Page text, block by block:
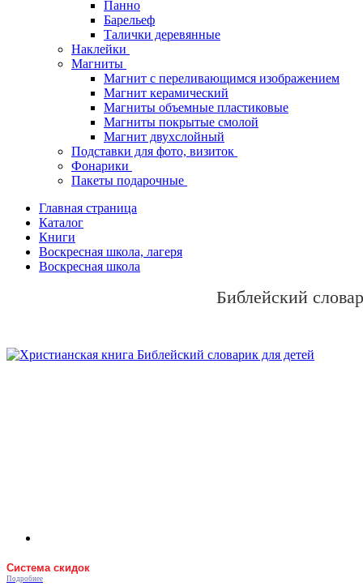
Панно
Барельеф
Талички деревянные
Наклейки
Магниты
Магнит с переливающимся изображением
Магнит керамический
Магниты объемные пластиковые
Магниты покрытые смолой
Магнит двухслойный
Подставки для фото, визиток
Фонарики
Пакеты подарочные
Главная страница
Каталог
Книги
Воскресная школа, лагеря
Воскресная школа
Библейский
Система скидок
Подробнее